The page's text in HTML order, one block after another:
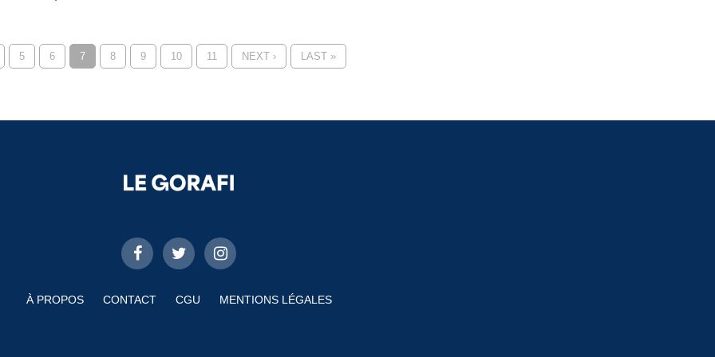
5 6 7 8 9 10 11 NEXT › LAST »
À PROPOS CONTACT CGU MENTIONS LÉGALES